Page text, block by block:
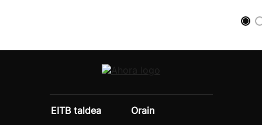
EITB taldea
Orain